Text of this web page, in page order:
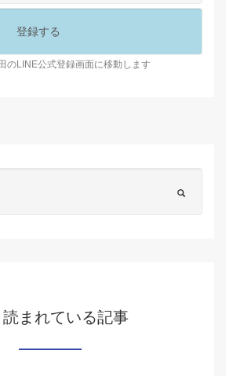
のLINE公式登録画面に移動します
読まれている記事